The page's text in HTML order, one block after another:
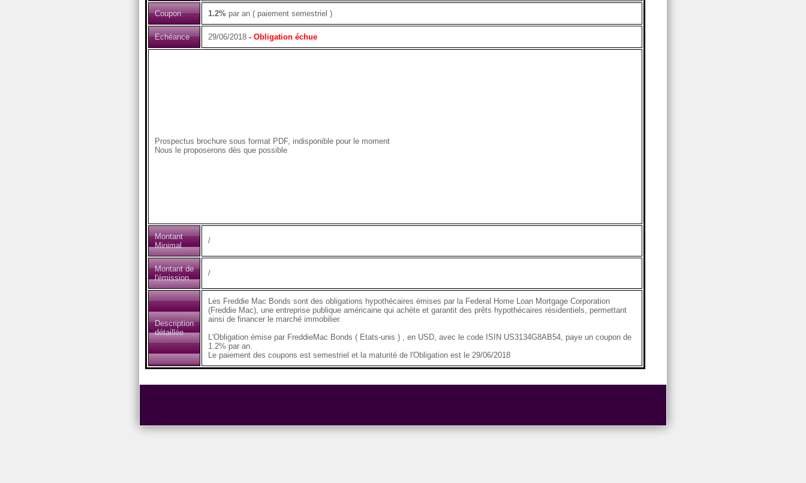
Coupon 1.2%par an ( paiement semestriel )
Echéance 29/06/2018- Obligation échue
Prospectus brochure sous format PDF, indisponible pour le moment
Nous le proposerons dès que possible
Montant
Minimal
/
Montant de
l'émission
/
Description
détaillée
Les Freddie Mac Bonds sont des obligations hypothécaires émises par la Federal Home Loan Mortgage Corporation
(Freddie Mac), une entreprise publique américaine qui achète et garantit des prêts hypothécaires résidentiels, permettant
ainsi de financer le marché immobilier.
L'Obligation émise par FreddieMac Bonds ( Etats-unis ) , en USD, avec le code ISIN US3134G8AB54, paye un coupon de
1.2% par an.
Le paiement des coupons est semestriel et la maturité de l'Obligation est le 29/06/2018